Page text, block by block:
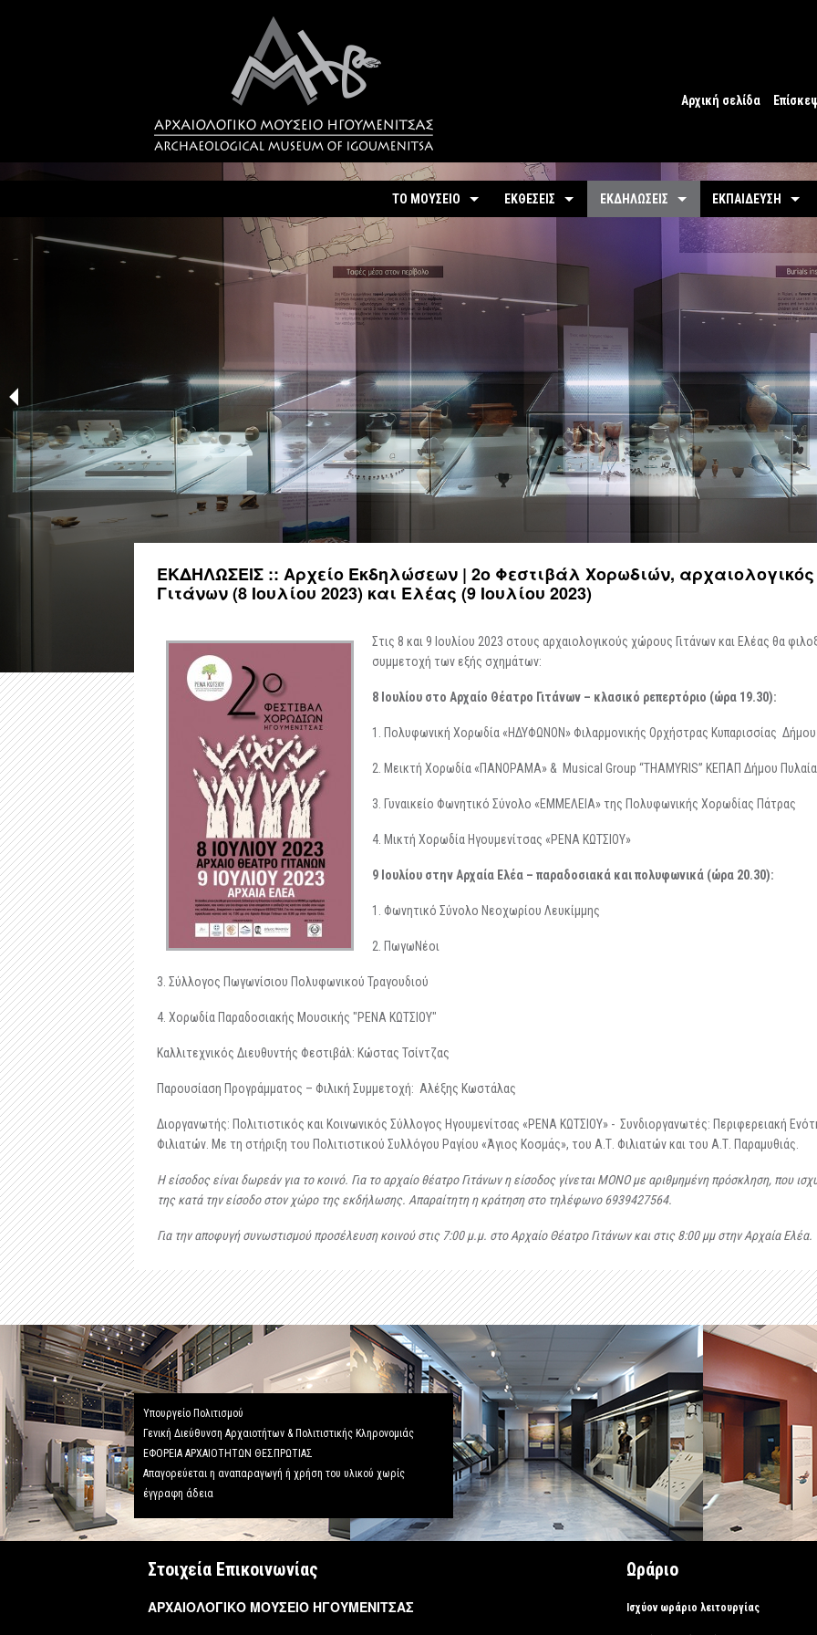
Αρχική σελίδα
Σχόλια
ΤΟ ΜΟΥΣΕΙΟ
Ταυτότητα / Ιστορία
Σύντομη περιήγηση
Δραστηριότητες
ΕΚΘΕΣΕΙΣ
Αίθουσες / Ενότητες
- Βίντεο - Εικονική περιήγηση
Εκθέματα / Χρονολόγιο
Έκθεμα του Μήνα
Περιοδικές / Φιλοξενούμενες
Περιοδεύουσες
Συμμετοχές
ΕΚΔΗΛΩΣΕΙΣ
Αρχείο Εκδηλώσεων
ΕΚΠΑΙΔΕΥΣΗ
Προγράμματα
-Μόνιμα
-Εκπαιδευτικές
Αρχείο
Ψηφιακές Δράσεις
Επισκέψεις
Ο Χώρος σας
Δημιουργίες
ΕΚΔΗΛΩΣΕΙΣ :: Αρχείο Εκδηλώσεων | 2ο Φεστιβάλ Χορωδιών,
Γιτάνων (8 Ιουλίου 2023) και Ελέας (9 Ιουλίου 2023)
Στις 8 και 9 Ιουλίου 2023 στους αρχαιολογικούς χώρους Γιτάνων και Ελέας θα
συμμετοχή των εξής σχημάτων:
8 Ιουλίου στο Αρχαίο Θέατρο Γιτάνων – κλασικό ρεπερτόριο (ώρα 19.30):
1. Πολυφωνική Χορωδία «ΗΔΥΦΩΝΟΝ» Φιλαρμονικής Ορχήστρας Κυπαρισσίας Δήμου
2. Μεικτή Χορωδία «ΠΑΝΟΡΑΜΑ» & Musical Group “THAMYRIS” KEΠΑΠ Δήμου
3. Γυναικείο Φωνητικό Σύνολο «ΕΜΜΕΛΕΙΑ» της Πολυφωνικής Χορωδίας Πάτρας
4. Μικτή Χορωδία Ηγουμενίτσας «ΡΕΝΑ ΚΩΤΣΙΟΥ»
9 Ιουλίου στην Αρχαία Ελέα – παραδοσιακά και πολυφωνικά (ώρα 20.30):
1. Φωνητικό Σύνολο Νεοχωρίου Λευκίμμης
2. ΠωγωΝέοι
3. Σύλλογος Πωγωνίσιου Πολυφωνικού Τραγουδιού
4. Χορωδία Παραδοσιακής Μουσικής "ΡENA ΚΩΤΣΙΟΥ"
Καλλιτεχνικός Διευθυντής Φεστιβάλ: Κώστας Τσίντζας
Παρουσίαση Προγράμματος – Φιλική Συμμετοχή: Αλέξης Κωστάλας
Διοργανωτής: Πολιτιστικός και Κοινωνικός Σύλλογος Ηγουμενίτσας «ΡΕΝΑ ΚΩΤΣΙΟΥ» - Συνδιοργανωτές: Περιφερειακή
Φιλιατών. Με τη στήριξη του Πολιτιστικού Συλλόγου Ραγίου «Άγιος Κοσμάς», του Α.Τ. Φιλιατών και του Α.Τ. Παραμυθιάς.
Η είσοδος είναι δωρεάν για το κοινό. Για το αρχαίο θέατρο Γιτάνων η είσοδος γίνεται ΜΟΝΟ με αριθμημένη πρόσκληση, που
της κατά την είσοδο στον χώρο της εκδήλωσης. Απαραίτητη η κράτηση στο τηλέφωνο 6939427564.
Για την αποφυγή συνωστισμού προσέλευση κοινού στις 7:00 μ.μ. στο Αρχαίο Θέατρο Γιτάνων και στις 8:00 μμ στην Αρχαία Ελέα.
Υπουργείο Πολιτισμού
Γενική Διεύθυνση Αρχαιοτήτων & Πολιτιστικής Κληρονομιάς
ΕΦΟΡΕΙΑ ΑΡΧΑΙΟΤΗΤΩΝ ΘΕΣΠΡΩΤΙΑΣ
Απαγορεύεται η αναπαραγωγή ή χρήση του υλικού χωρίς
έγγραφη άδεια
Στοιχεία Επικοινωνίας
ΑΡΧΑΙΟΛΟΓΙΚΟ ΜΟΥΣΕΙΟ ΗΓΟΥΜΕΝΙΤΣΑΣ
Ωράριο
Ισχύον ωράριο λειτουργίας